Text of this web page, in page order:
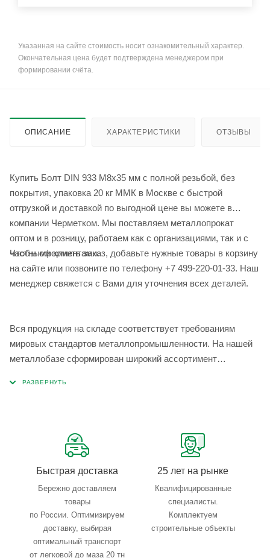
Указанная на сайте стоимость носит ознакомительный характер.
Окончательная цена будет подтверждена менеджером при
формировании счёта.
ОПИСАНИЕ ХАРАКТЕРИСТИКИ ОТЗЫВЫ
Купить Болт DIN 933 M8х35 мм с полной резьбой, без
покрытия, упаковка 20 кг ММК в Москве с быстрой
отгрузкой и доставкой по выгодной цене вы можете в
компании Черметком. Мы поставляем металлопрокат
оптом и в розницу, работаем как с организациями, так и с
частными клиентами.
Чтобы оформить заказ, добавьте нужные товары в корзину
на сайте или позвоните по телефону +7 499-220-01-33. Наш
менеджер свяжется с Вами для уточнения всех деталей.
Вся продукция на складе соответствует требованиям
мировых стандартов металлопромышленности. На нашей
металлобазе сформирован широкий ассортимент
Быстрая доставка
Бережно доставляем
товары
по России. Оптимизируем
доставку, выбирая
оптимальный транспорт
от легковой до маза 20 тн
25 лет на рынке
Квалифицированные
специалисты.
Комплектуем
строительные объекты